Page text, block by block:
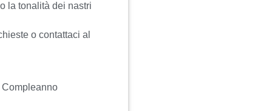
la tonalità dei nastri
o contattaci al
Compleanno